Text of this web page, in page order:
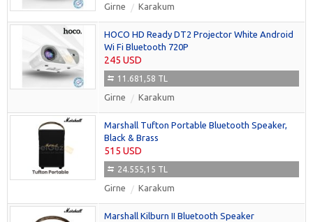
Girne Karakum
HOCO HD Ready DT2 Projector White Android
Wi Fi Bluetooth 720P
245 USD
11.681,58 TL
Girne Karakum
Marshall Tufton Portable Bluetooth Speaker,
Black & Brass
515 USD
24.555,15 TL
Girne Karakum
Marshall Kilburn II Bluetooth Speaker